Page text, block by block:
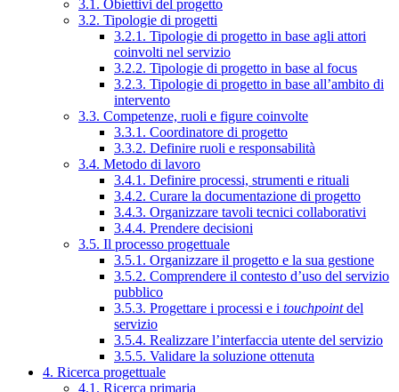
3.1. Obiettivi del progetto
3.2. Tipologie di progetti
3.2.1. Tipologie di progetto in base agli attori
coinvolti nel servizio
3.2.2. Tipologie di progetto in base al focus
3.2.3. Tipologie di progetto in base all’ambito di
intervento
3.3. Competenze, ruoli e figure coinvolte
3.3.1. Coordinatore di progetto
3.3.2. Definire ruoli e responsabilità
3.4. Metodo di lavoro
3.4.1. Definire processi, strumenti e rituali
3.4.2. Curare la documentazione di progetto
3.4.3. Organizzare tavoli tecnici collaborativi
3.4.4. Prendere decisioni
3.5. Il processo progettuale
3.5.1. Organizzare il progetto e la sua gestione
3.5.2. Comprendere il contesto d’uso del servizio
pubblico
3.5.3. Progettare i processi e i touchpointdel
servizio
3.5.4. Realizzare l’interfaccia utente del servizio
3.5.5. Validare la soluzione ottenuta
4. Ricerca progettuale
4.1. Ricerca primaria